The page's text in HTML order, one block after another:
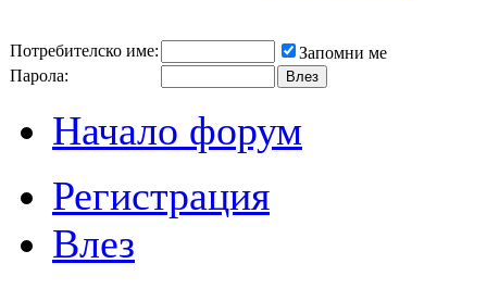
Потребителско име:
Запомни ме
Парола:
Начало форум
Регистрация
Влез